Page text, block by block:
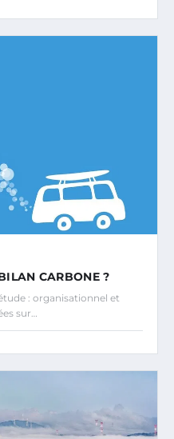
CARBONE ?
: organisationnel et
sur…